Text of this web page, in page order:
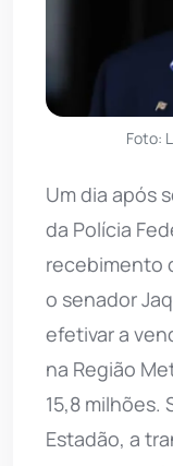
Foto:
Um dia após
da Polícia
recebimento
o senador
efetivar a
na Região
15,8
Estadão, a